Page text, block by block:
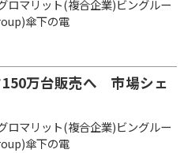
ロマリット(複合企業)ビングルー
傘下の電
150万台販売へ 市場シェ
ロマリット(複合企業)ビングルー
傘下の電